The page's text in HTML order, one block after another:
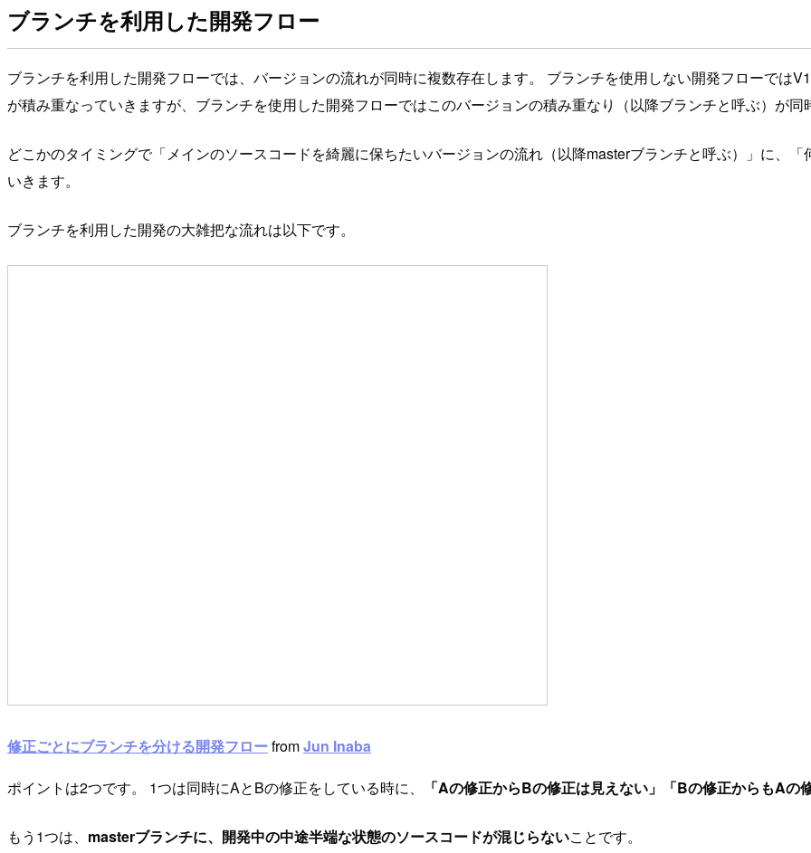
ブランチを利用した開発フロー
ブランチを利用した開発フローでは、バージョンの流れが同時に複数存在します。 ブランチを使用しない開発フローで
が積み重なっていきますが、ブランチを使用した開発フローではこのバージョンの積み重なり（以降ブランチと呼ぶ）が同
どこかのタイミングで「メインのソースコードを綺麗に保ちたいバージョンの流れ（以降masterブランチと呼ぶ）」に、
いきます。
ブランチを利用した開発の大雑把な流れは以下です。
修正ごとにブランチを分ける開発フローfromJun Inaba
ポイントは2つです。 1つは同時にAとBの修正をしている時に、
「Aの修正からBの修正は見えない」「Bの修正からもAの
もう1つは、 masterブランチに、開発中の中途半端な状態のソースコードが混じらないことです。